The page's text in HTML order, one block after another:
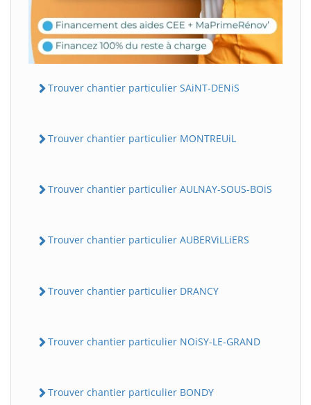
Trouver chantier particulier SAiNT-DENiS
Trouver chantier particulier MONTREUiL
Trouver chantier particulier AULNAY-SOUS-BOiS
Trouver chantier particulier AUBERViLLiERS
Trouver chantier particulier DRANCY
Trouver chantier particulier NOiSY-LE-GRAND
Trouver chantier particulier BONDY